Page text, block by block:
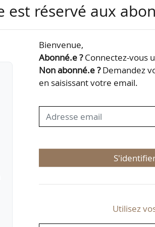
de l’agriculture et de la forêt des
est réservé aux
Bienvenue,
Abonné.e ?Connectez-vous
Non abonné.e ?Demandez
en saisissant votre email.
Utilisez